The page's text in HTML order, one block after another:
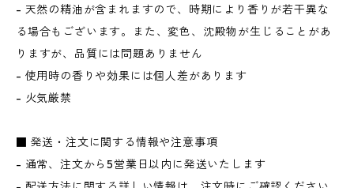
- 天然の精油が含まれますので、時期により香りが若干異な
る場合もございます。また、変色、沈殿物が生じることがあ
りますが、品質には問題ありません
- 使用時の香りや効果には個人差があります
- 火気厳禁
■ 発送・注文に関する情報や注意事項
- 通常、注文から5営業日以内に発送いたします